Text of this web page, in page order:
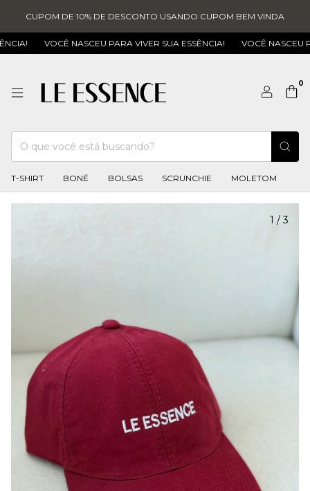
CUPOM DE 10% DE DESCONTO USANDO CUPOM BEM VINDA
VOCÊ NASCEU PARA VIVER SUA ESSÊNCIA! VOCÊ NASCEU
0
T-SHIRT BONÉ BOLSAS SCRUNCHIE MOLETOM
1 /3